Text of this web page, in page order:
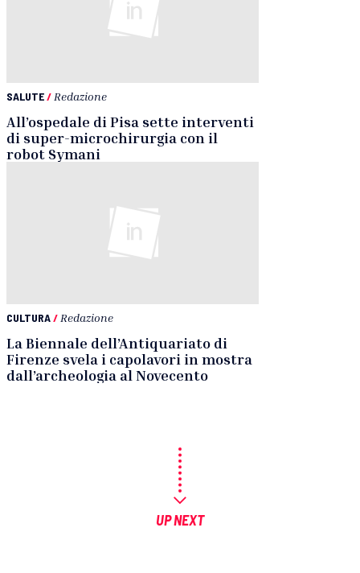
SALUTE/ Redazione
All’ospedale di Pisa sette interventi
di super-microchirurgia con il
robot Symani
CULTURA/ Redazione
La Biennale dell’Antiquariato di
Firenze svela i capolavori in mostra
dall’archeologia al Novecento
UP NEXT